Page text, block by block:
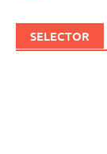
SELECTOR